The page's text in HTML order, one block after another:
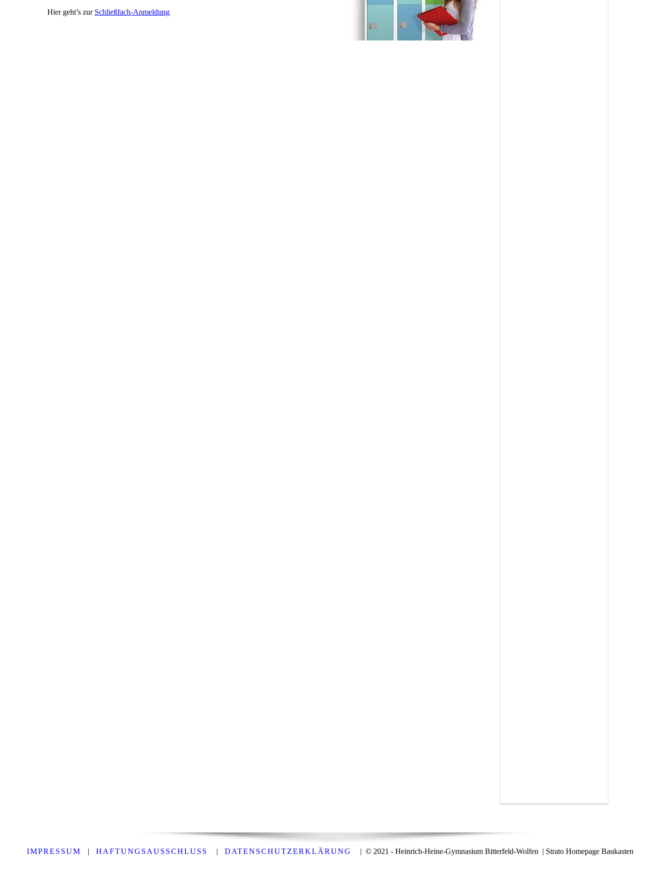
Hier geht’s zur Schließfach-Anmeldung
IMPRESSUM | HAFTUNGSAUSSCHLUSS | DATENSCHUTZERKLÄRUNG | © 2021 - Heinrich-Heine-Gymnasium Bitterfeld-Wolfen | Strato Homepage Baukasten